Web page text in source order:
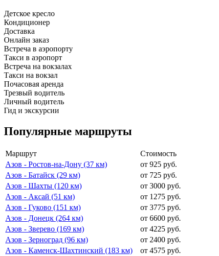
Детское кресло
Кондиционер
Доставка
Онлайн заказ
Встреча в аэропорту
Такси в аэропорт
Встреча на вокзалах
Такси на вокзал
Почасовая аренда
Трезвый водитель
Личный водитель
Гид и экскурсии
Популярные маршруты
Маршрут
Стоимость
Азов - Ростов-на-Дону (37 км)
от 925 руб.
Азов - Батайск (29 км)
от 725 руб.
Азов - Шахты (120 км)
от 3000 руб.
Азов - Аксай (51 км)
от 1275 руб.
Азов - Гуково (151 км)
от 3775 руб.
Азов - Донецк (264 км)
от 6600 руб.
Азов - Зверево (169 км)
от 4225 руб.
Азов - Зерноград (96 км)
от 2400 руб.
Азов - Каменск-Шахтинский (183 км)
от 4575 руб.